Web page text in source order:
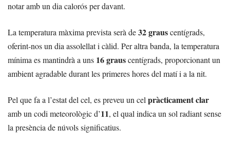
notar amb un dia calorós per davant.
La temperatura màxima prevista serà de32 grauscentígrads,
oferint-nos un dia assolellat i càlid. Per altra banda, la temperatura
mínima es mantindrà a uns 16 grauscentígrads, proporcionant un
ambient agradable durant les primeres hores del matí i a la nit.
Pel que fa a l’estat del cel, es preveu un celpràcticament clar
amb un codi meteorològic d’11, el qual indica un sol radiant sense
la presència de núvols significatius.